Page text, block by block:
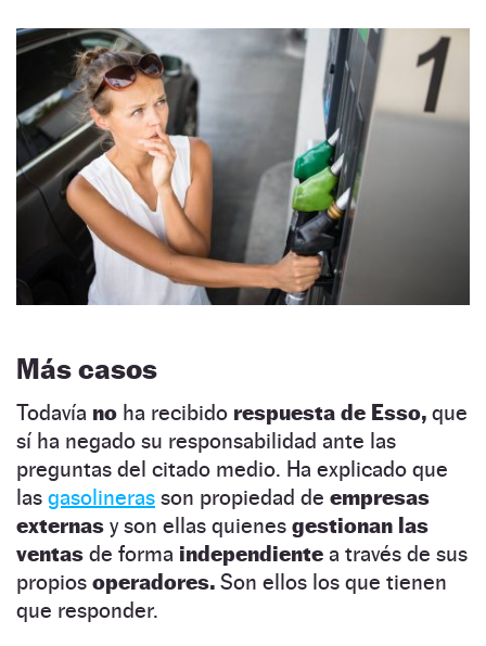
Más casos
Todavía no ha recibido respuesta de Esso, que
sí ha negado su responsabilidad ante las
preguntas del citado medio. Ha explicado que
las gasolineras son propiedad de empresas
externas y son ellas quienes gestionan las
ventas de forma independiente a través de sus
propios operadores. Son ellos los que tienen
que responder.